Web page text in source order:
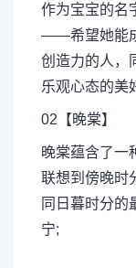
作为宝宝的名
——希望她能
创造力的人，
乐观心态的美
02【晚棠】
晚棠蕴含了一
联想到傍晚时
同日暮时分的
宁;